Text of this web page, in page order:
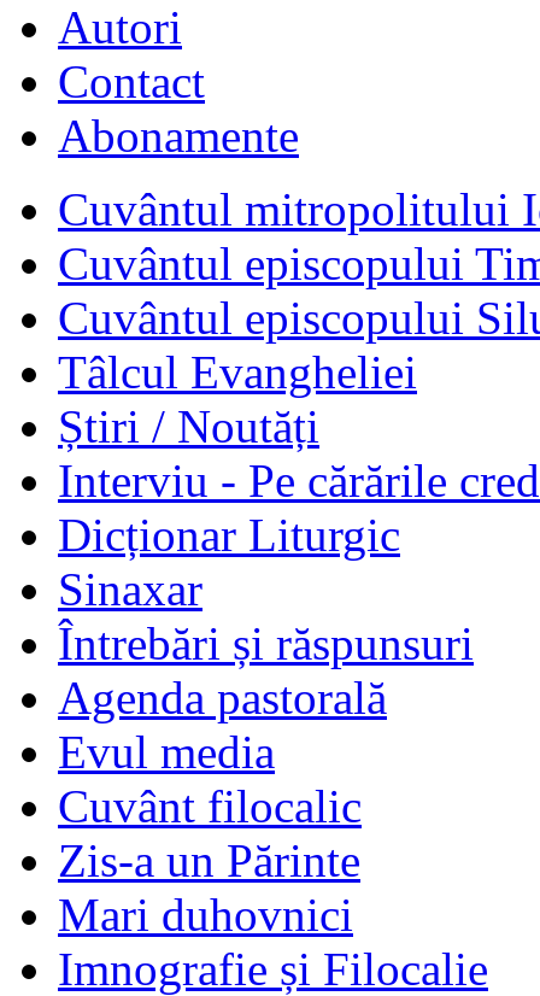
Autori
Contact
Abonamente
Cuvântul mitropolitului
Cuvântul episcopului
Cuvântul episcopului
Tâlcul Evangheliei
Știri / Noutăți
Interviu - Pe cărările
Dicționar Liturgic
Sinaxar
Întrebări și răspunsuri
Agenda pastorală
Evul media
Cuvânt filocalic
Zis-a un Părinte
Mari duhovnici
Imnografie și Filocalie